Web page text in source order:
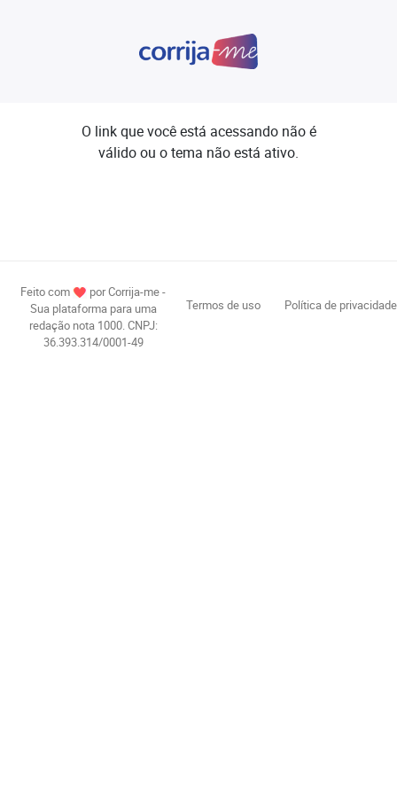
O link que você está acessando não é
válido ou o tema não está ativo.
Feito com
por Corrija-me -
Sua plataforma para uma
redação nota 1000. CNPJ:
36.393.314/0001-49
Termos de uso Política de privacidade